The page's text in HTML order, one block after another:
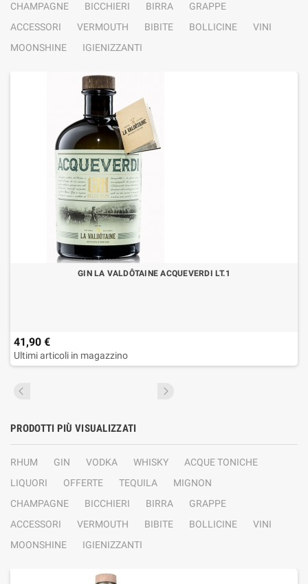
CHAMPAGNE
BICCHIERI BIRRA
GRAPPE
ACCESSORI
VERMOUTH BIBITE BOLLICINE
VINI
MOONSHINE
IGIENIZZANTI
GIN LA VALDÔTAINE ACQUEVERDI LT.1
41,90 €
Ultimi articoli in magazzino
PRODOTTI PIÙ VISUALIZZATI
RHUM GIN VODKA WHISKY
ACQUE TONICHE
LIQUORI
OFFERTE TEQUILA
MIGNON
CHAMPAGNE
BICCHIERI BIRRA
GRAPPE
ACCESSORI
VERMOUTH BIBITE BOLLICINE
VINI
MOONSHINE
IGIENIZZANTI